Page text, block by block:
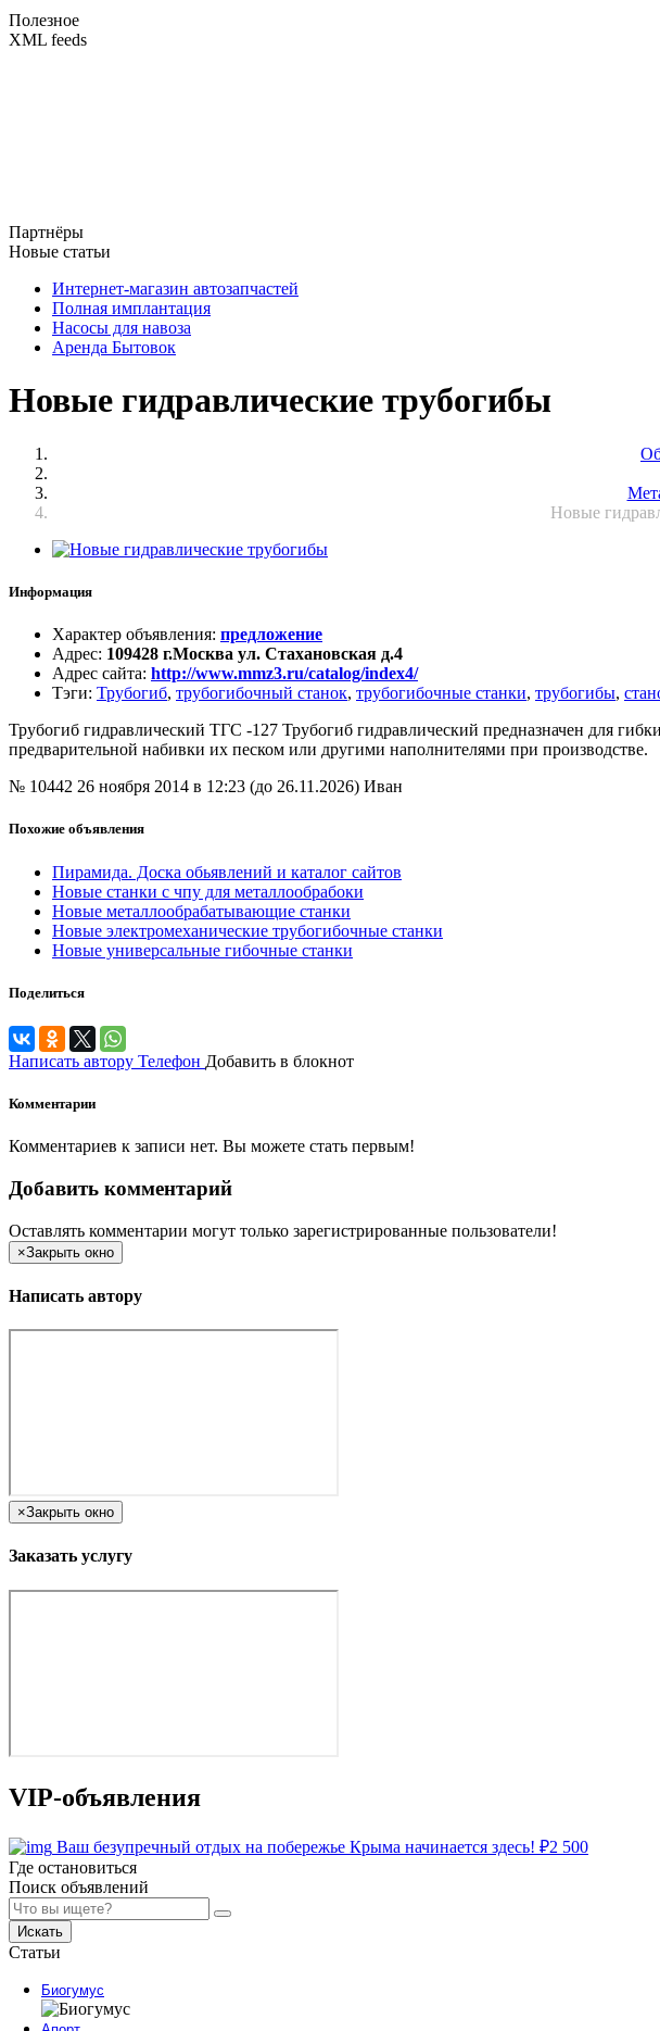
Полезное
XML feeds
Партнёры
Новые статьи
Интернет-магазин автозапчастей
Полная имплантация
Насосы для навоза
Аренда Бытовок
Новые гидравлические трубогибы
Новые
Информация
Характер объявления: предложение
Адрес: 109428 г.Москва ул. Стахановская д.4
Адрес сайта: http://www.mmz3.ru/catalog/index4/
Тэги: Трубогиб, трубогибочный станок, трубогибочные станки, трубогибы,
Трубогиб гидравлический ТГС -127 Трубогиб гидравлический предназначен для
предварительной набивки их песком или другими наполнителями при производстве.
№ 10442 26 ноября 2014 в 12:23 (до 26.11.2026) Иван
Похожие объявления
Пирамида. Доска обьявлений и каталог сайтов
Новые станки с чпу для металлообрабоки
Новые металлообрабатывающие станки
Новые электромеханические трубогибочные станки
Новые универсальные гибочные станки
Поделиться
Написать автору Телефон Добавить в блокнот
Комментарии
Комментариев к записи нет. Вы можете стать первым!
Добавить комментарий
Оставлять комментарии могут только зарегистрированные пользователи!
×Закрыть окно
Написать автору
×Закрыть окно
Заказать услугу
VIP-объявления
Ваш безупречный отдых на побережье Крыма начинается здесь! ₽2 500
Где остановиться
Поиск объявлений
Искать
Статьи
Биогумус